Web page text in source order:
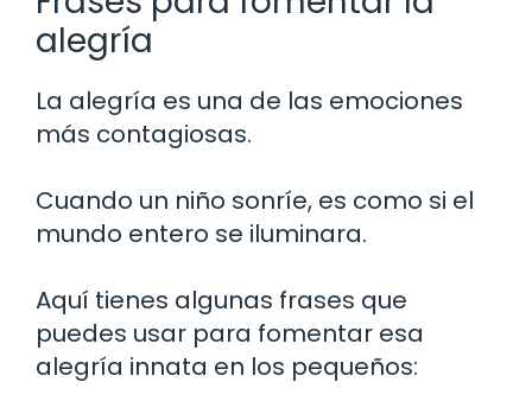
alegría
La alegría es una de las emociones
más contagiosas.
Cuando un niño sonríe, es como si el
mundo entero se iluminara.
Aquí tienes algunas frases que
puedes usar para fomentar esa
alegría innata en los pequeños: